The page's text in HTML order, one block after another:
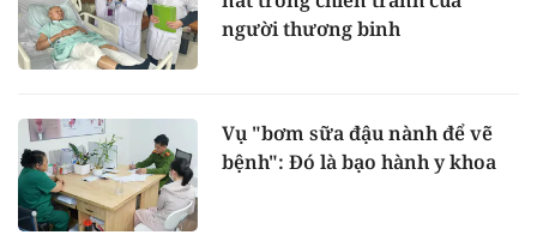
người thương binh
Vụ "bơm sữa đậu nành để vẽ
bệnh": Đó là bạo hành y khoa